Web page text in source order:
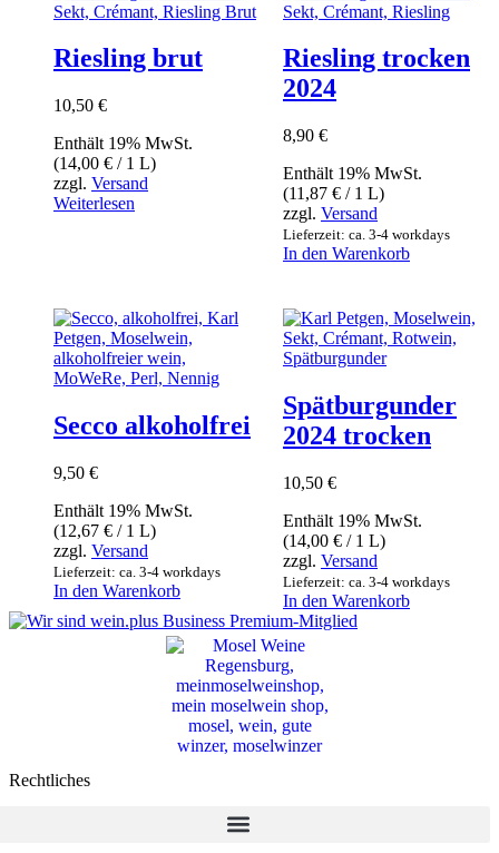
Riesling brut
10,50 €
Enthält 19% MwSt.
(14,00 € / 1 L)
zzgl. Versand
Weiterlesen
Riesling trocken
2024
8,90 €
Enthält 19% MwSt.
(11,87 € / 1 L)
zzgl. Versand
Lieferzeit: ca. 3-4 workdays
In den Warenkorb
Secco alkoholfrei
9,50 €
Enthält 19% MwSt.
(12,67 € / 1 L)
zzgl. Versand
Lieferzeit: ca. 3-4 workdays
In den Warenkorb
Spätburgunder
2024 trocken
10,50 €
Enthält 19% MwSt.
(14,00 € / 1 L)
zzgl. Versand
Lieferzeit: ca. 3-4 workdays
In den Warenkorb
Rechtliches